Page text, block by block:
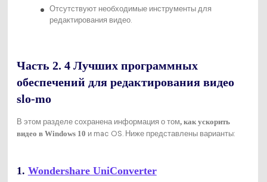
Отсутствуют необходимые инструменты для
редактирования видео.
Часть 2. 4 Лучших программных
обеспечений для редактирования видео
slo-mo
В этом разделе сохранена информация о том, как ускорить
видео в Windows 10 и mac OS. Ниже представлены варианты:
1. Wondershare UniConverter